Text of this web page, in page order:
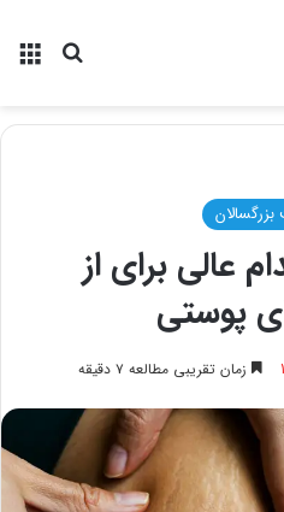
۵ اقدام عالی برای از
پوستی
زمان تقریبی مطالعه ۷ دقیقه